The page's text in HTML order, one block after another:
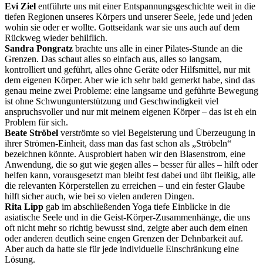
Evi Ziel entführte uns mit einer Entspannungsgeschichte weit in die
tiefen Regionen unseres Körpers und unserer Seele, jede und jeden
wohin sie oder er wollte. Gottseidank war sie uns auch auf dem
Rückweg wieder behilflich.
Sandra Pongratz brachte uns alle in einer Pilates-Stunde an die
Grenzen. Das schaut alles so einfach aus, alles so langsam,
kontrolliert und geführt, alles ohne Geräte oder Hilfsmittel, nur mit
dem eigenen Körper. Aber wie ich sehr bald gemerkt habe, sind das
genau meine zwei Probleme: eine langsame und geführte Bewegung
ist ohne Schwungunterstützung und Geschwindigkeit viel
anspruchsvoller und nur mit meinem eigenen Körper – das ist eh ein
Problem für sich.
Beate Ströbel verströmte so viel Begeisterung und Überzeugung in
ihrer Strömen-Einheit, dass man das fast schon als „Ströbeln“
bezeichnen könnte. Ausprobiert haben wir den Blasenstrom, eine
Anwendung, die so gut wie gegen alles – besser für alles – hilft oder
helfen kann, vorausgesetzt man bleibt fest dabei und übt fleißig, alle
die relevanten Körperstellen zu erreichen – und ein fester Glaube
hilft sicher auch, wie bei so vielen anderen Dingen.
Rita Lipp gab im abschließenden Yoga tiefe Einblicke in die
asiatische Seele und in die Geist-Körper-Zusammenhänge, die uns
oft nicht mehr so richtig bewusst sind, zeigte aber auch dem einen
oder anderen deutlich seine engen Grenzen der Dehnbarkeit auf.
Aber auch da hatte sie für jede individuelle Einschränkung eine
Lösung.